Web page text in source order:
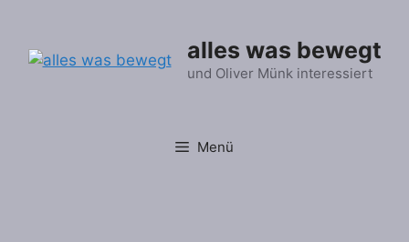
springen
alles was bewegt
und Oliver Münk interessiert
Menü